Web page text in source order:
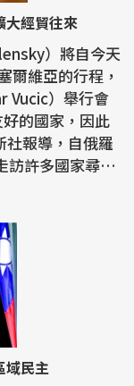
大經貿往來
）將自今天
爾維亞的行程，
Vucic）舉行會
的國家，因此
訪許多國家尋求
域民主